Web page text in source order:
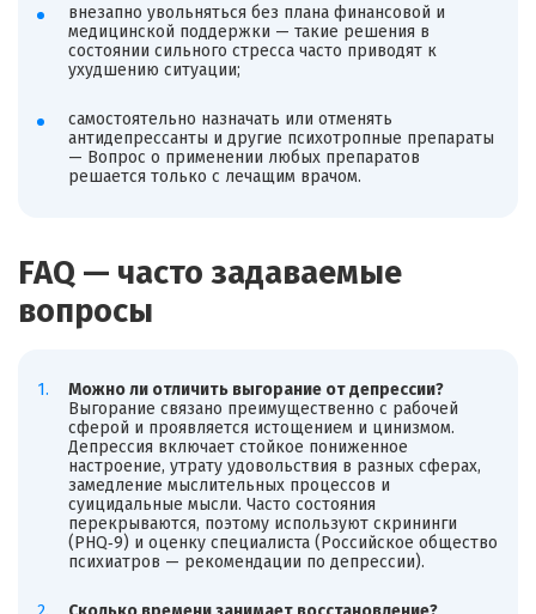
внезапно увольняться без плана финансовой и
медицинской поддержки — такие решения в
состоянии сильного стресса часто приводят к
ухудшению ситуации;
самостоятельно назначать или отменять
антидепрессанты и другие психотропные препараты
— Вопрос о применении любых препаратов
решается только с лечащим врачом.
FAQ — часто задаваемые
вопросы
Можно ли отличить выгорание от депрессии?
Выгорание связано преимущественно с рабочей
сферой и проявляется истощением и цинизмом.
Депрессия включает стойкое пониженное
настроение, утрату удовольствия в разных сферах,
замедление мыслительных процессов и
суицидальные мысли. Часто состояния
перекрываются, поэтому используют скрининги
(PHQ‑9) и оценку специалиста (Российское общество
психиатров — рекомендации по депрессии).